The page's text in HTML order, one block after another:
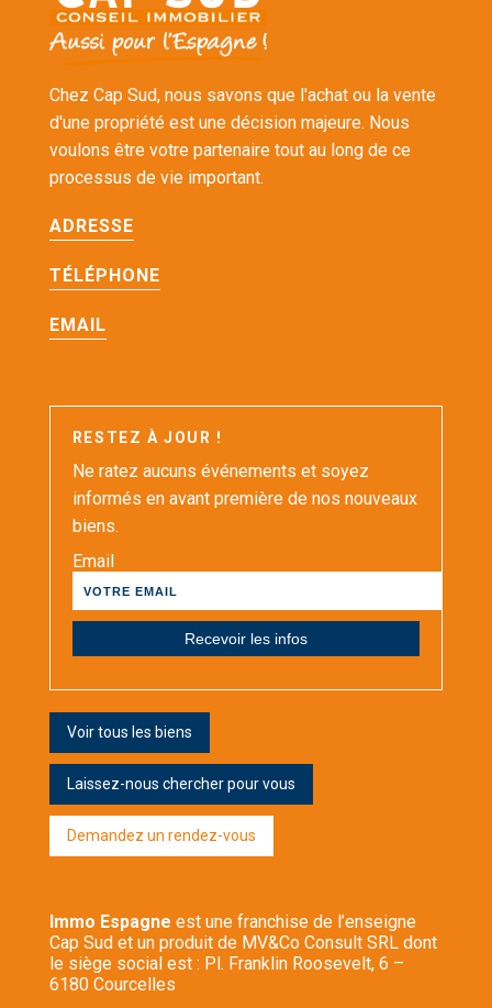
Chez Cap Sud, nous savons que l'achat ou la vente
d'une propriété est une décision majeure. Nous
voulons être votre partenaire tout au long de ce
processus de vie important.
ADRESSE
TÉLÉPHONE
EMAIL
RESTEZ À JOUR !
Ne ratez aucuns événements et soyez
informés en avant première de nos nouveaux
biens.
Email
Voir tous les biens
Laissez-nous chercher pour vous
Demandez un rendez-vous
Immo Espagne est une franchise de l’enseigne
Cap Sud et un produit de MV&Co Consult SRL dont
le siège social est : Pl. Franklin Roosevelt, 6 –
6180 Courcelles